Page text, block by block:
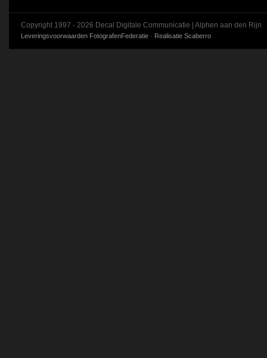
Copyright 1997 - 2026 Decal Digitale Communicatie | Alphen aan den Rijn
Leveringsvoorwaarden FotografenFederatie · Realisatie Scaberro